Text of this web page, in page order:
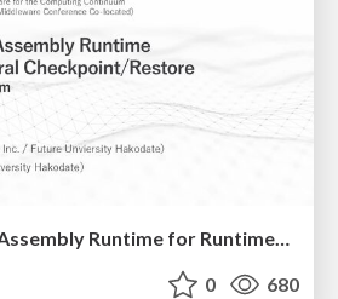
Self-Hosted WebAssembly Runtime for Runtime-Neutral Checkpoint/Restore in Edge–Cloud Continuum
0 680